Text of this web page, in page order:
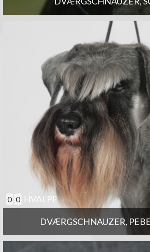
DVÆRGSCHNAUZER,
0 0 HVALPE